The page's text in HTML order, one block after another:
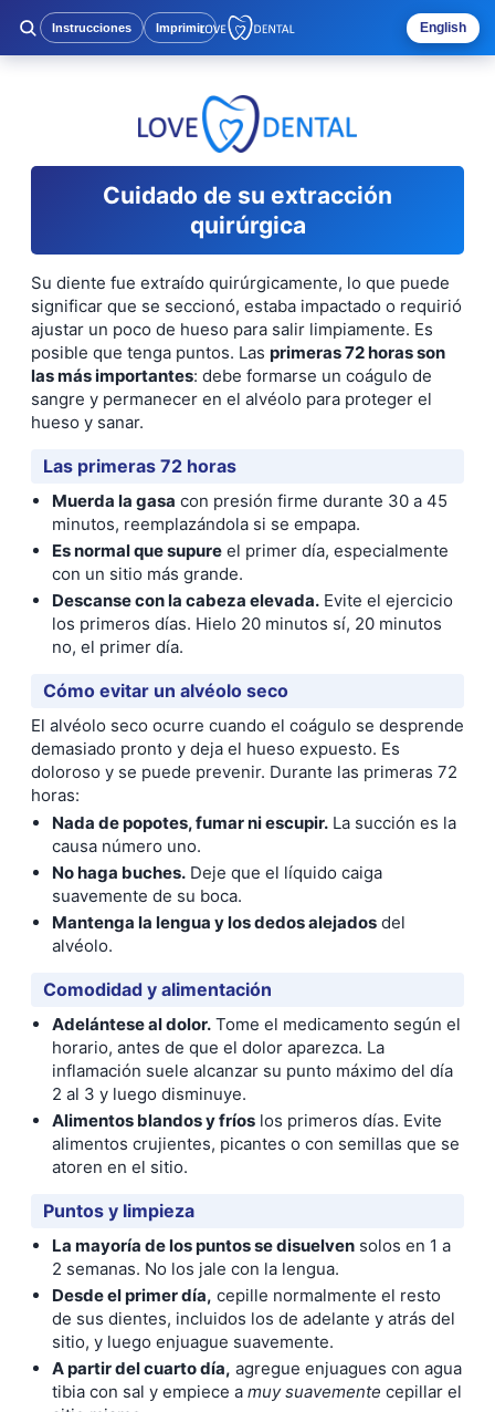
Instrucciones Imprimir English
Cuidado de su extracción
quirúrgica
Su diente fue extraído quirúrgicamente, lo que puede
significar que se seccionó, estaba impactado o requirió
ajustar un poco de hueso para salir limpiamente. Es
posible que tenga puntos. Las primeras 72 horas son
las más importantes: debe formarse un coágulo de
sangre y permanecer en el alvéolo para proteger el
hueso y sanar.
Las primeras 72 horas
Muerda la gasa con presión firme durante 30 a 45
minutos, reemplazándola si se empapa.
Es normal que supure el primer día, especialmente
con un sitio más grande.
Descanse con la cabeza elevada. Evite el ejercicio
los primeros días. Hielo 20 minutos sí, 20 minutos
no, el primer día.
Cómo evitar un alvéolo seco
El alvéolo seco ocurre cuando el coágulo se desprende
demasiado pronto y deja el hueso expuesto. Es
doloroso y se puede prevenir. Durante las primeras 72
horas:
Nada de popotes, fumar ni escupir. La succión es la
causa número uno.
No haga buches. Deje que el líquido caiga
suavemente de su boca.
Mantenga la lengua y los dedos alejados del
alvéolo.
Comodidad y alimentación
Adelántese al dolor. Tome el medicamento según el
horario, antes de que el dolor aparezca. La
inflamación suele alcanzar su punto máximo del día
2 al 3 y luego disminuye.
Alimentos blandos y fríos los primeros días. Evite
alimentos crujientes, picantes o con semillas que se
atoren en el sitio.
Puntos y limpieza
La mayoría de los puntos se disuelven solos en 1 a
2 semanas. No los jale con la lengua.
Desde el primer día, cepille normalmente el resto
de sus dientes, incluidos los de adelante y atrás del
sitio, y luego enjuague suavemente.
A partir del cuarto día, agregue enjuagues con agua
tibia con sal y empiece a muy suavemente cepillar el